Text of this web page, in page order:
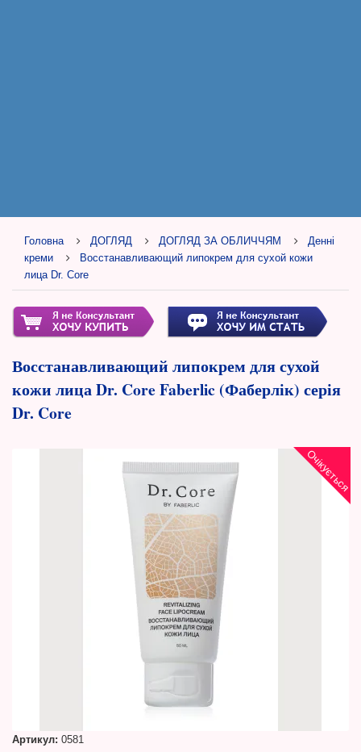
Головна ДОГЛЯД ДОГЛЯД ЗА ОБЛИЧЧЯМ
Денні
креми
Восстанавливающий липокрем для сухой кожи
лица Dr. Core
Восстанавливающий липокрем для сухой
кожи лица Dr. Core Faberlic (Фаберлік) серія
Dr. Core
Очікується
Артикул: 0581